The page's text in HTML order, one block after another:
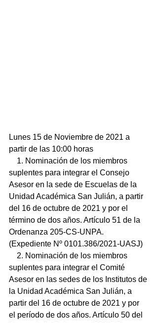
Lunes 15 de Noviembre de 2021 a
partir de las 10:00 horas
suplentes para integrar el Consejo
Asesor en la sede de Escuelas de la
Unidad Académica San Julián, a partir
del 16 de octubre de 2021 y por el
término de dos años. Artículo 51 de la
Ordenanza 205-CS-UNPA.
(Expediente Nº 0101.386/2021-UASJ)
suplentes para integrar el Comité
Asesor en las sedes de los Institutos de
la Unidad Académica San Julián, a
partir del 16 de octubre de 2021 y por
el período de dos años. Artículo 50 del